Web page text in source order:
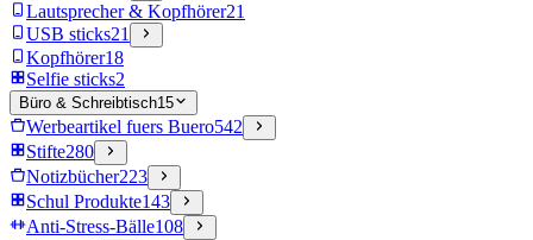
Lautsprecher & Kopfhörer21
USB sticks21
Kopfhörer18
Selfie sticks2
Büro & Schreibtisch15
Werbeartikel fuers Buero542
Stifte280
Notizbücher223
Schul Produkte143
Anti-Stress-Bälle108